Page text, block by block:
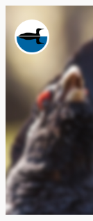
sisältöön